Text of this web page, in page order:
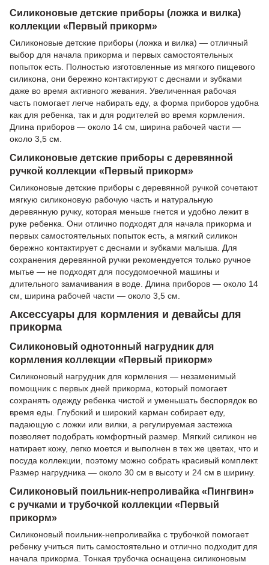
Силиконовые детские приборы (ложка и вилка)
коллекции «Первый прикорм»
Силиконовые детские приборы (ложка и вилка) — отличный
выбор для начала прикорма и первых самостоятельных
попыток есть. Полностью изготовленные из мягкого пищевого
силикона, они бережно контактируют с деснами и зубками
даже во время активного жевания. Увеличенная рабочая
часть помогает легче набирать еду, а форма приборов удобна
как для ребенка, так и для родителей во время кормления.
Длина приборов — около 14 см, ширина рабочей части —
около 3,5 см.
Силиконовые детские приборы с деревянной
ручкой коллекции «Первый прикорм»
Силиконовые детские приборы с деревянной ручкой сочетают
мягкую силиконовую рабочую часть и натуральную
деревянную ручку, которая меньше гнется и удобно лежит в
руке ребенка. Они отлично подходят для начала прикорма и
первых самостоятельных попыток есть, а мягкий силикон
бережно контактирует с деснами и зубками малыша. Для
сохранения деревянной ручки рекомендуется только ручное
мытье — не подходят для посудомоечной машины и
длительного замачивания в воде. Длина приборов — около 14
см, ширина рабочей части — около 3,5 см.
Аксессуары для кормления и девайсы для
прикорма
Силиконовый однотонный нагрудник для
кормления коллекции «Первый прикорм»
Силиконовый нагрудник для кормления — незаменимый
помощник с первых дней прикорма, который помогает
сохранять одежду ребенка чистой и уменьшать беспорядок во
время еды. Глубокий и широкий карман собирает еду,
падающую с ложки или вилки, а регулируемая застежка
позволяет подобрать комфортный размер. Мягкий силикон не
натирает кожу, легко моется и выполнен в тех же цветах, что и
посуда коллекции, поэтому можно собрать красивый комплект.
Размер нагрудника — около 30 см в высоту и 24 см в ширину.
Силиконовый поильник-непроливайка «Пингвин»
с ручками и трубочкой коллекции «Первый
прикорм»
Силиконовый поильник-непроливайка с трубочкой помогает
ребенку учиться пить самостоятельно и отлично подходит для
начала прикорма. Тонкая трубочка оснащена силиконовым